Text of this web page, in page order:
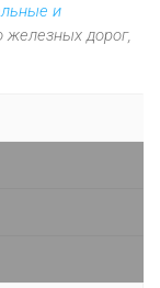
и
железных дорог,